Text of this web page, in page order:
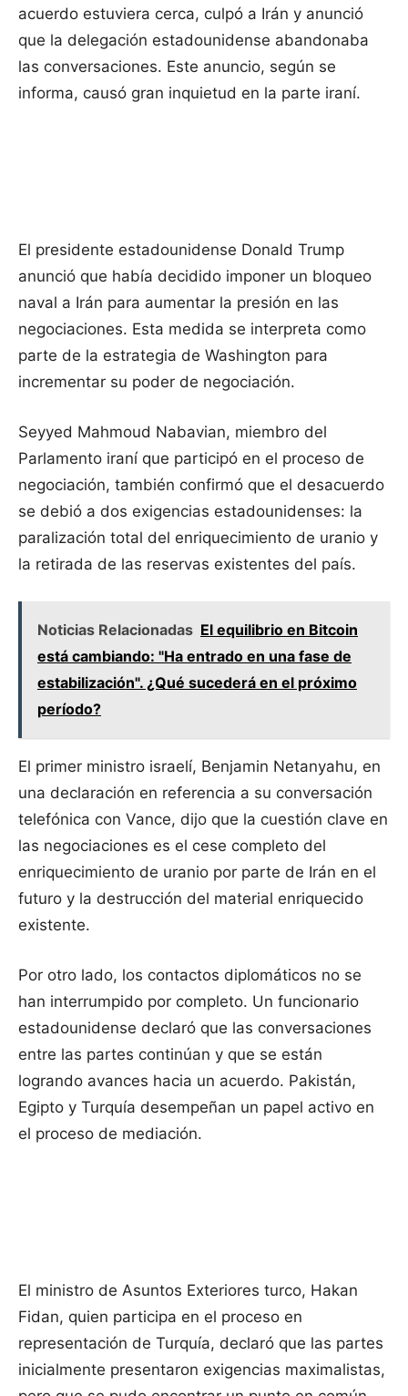
acuerdo estuviera cerca, culpó a Irán y anunció
que la delegación estadounidense abandonaba
las conversaciones. Este anuncio, según se
informa, causó gran inquietud en la parte iraní.
El presidente estadounidense Donald Trump
anunció que había decidido imponer un bloqueo
naval a Irán para aumentar la presión en las
negociaciones. Esta medida se interpreta como
parte de la estrategia de Washington para
incrementar su poder de negociación.
Seyyed Mahmoud Nabavian, miembro del
Parlamento iraní que participó en el proceso de
negociación, también confirmó que el desacuerdo
se debió a dos exigencias estadounidenses: la
paralización total del enriquecimiento de uranio y
la retirada de las reservas existentes del país.
Noticias Relacionadas El equilibrio en Bitcoin
está cambiando: "Ha entrado en una fase de
estabilización". ¿Qué sucederá en el próximo
período?
El primer ministro israelí, Benjamin Netanyahu, en
una declaración en referencia a su conversación
telefónica con Vance, dijo que la cuestión clave en
las negociaciones es el cese completo del
enriquecimiento de uranio por parte de Irán en el
futuro y la destrucción del material enriquecido
existente.
Por otro lado, los contactos diplomáticos no se
han interrumpido por completo. Un funcionario
estadounidense declaró que las conversaciones
entre las partes continúan y que se están
logrando avances hacia un acuerdo. Pakistán,
Egipto y Turquía desempeñan un papel activo en
el proceso de mediación.
El ministro de Asuntos Exteriores turco, Hakan
Fidan, quien participa en el proceso en
representación de Turquía, declaró que las partes
inicialmente presentaron exigencias maximalistas,